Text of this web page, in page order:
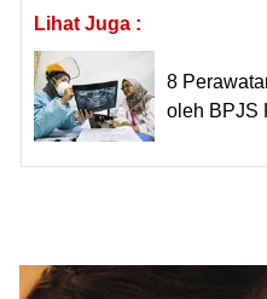
Lihat Juga :
8
oleh BPJS